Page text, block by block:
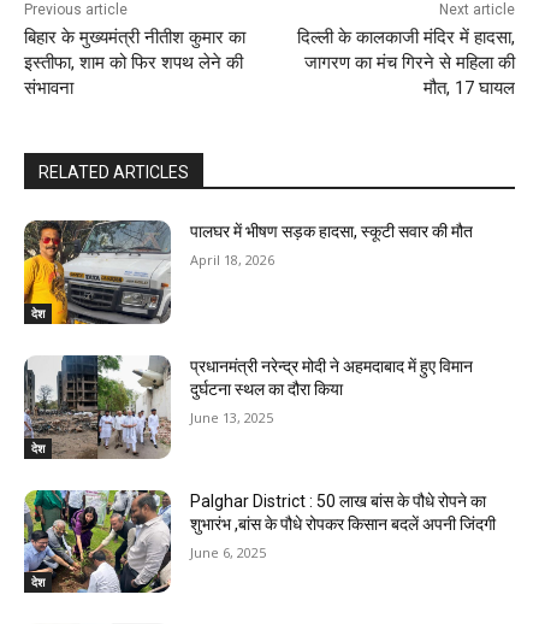
Previous article
बिहार के मुख्यमंत्री नीतीश कुमार का
इस्तीफा, शाम को फिर शपथ लेने की
संभावना
Next article
दिल्ली के कालकाजी मंदिर में हादसा,
जागरण का मंच गिरने से महिला की
मौत, 17 घायल
RELATED ARTICLES
देश
पालघर में भीषण सड़क हादसा, स्कूटी सवार की मौत
April 18, 2026
देश
प्रधानमंत्री नरेन्द्र मोदी ने अहमदाबाद में हुए विमान
दुर्घटना स्थल का दौरा किया
June 13, 2025
देश
Palghar District : 50 लाख बांस के पौधे रोपने का
शुभारंभ ,बांस के पौधे रोपकर किसान बदलें अपनी जिंदगी
June 6, 2025